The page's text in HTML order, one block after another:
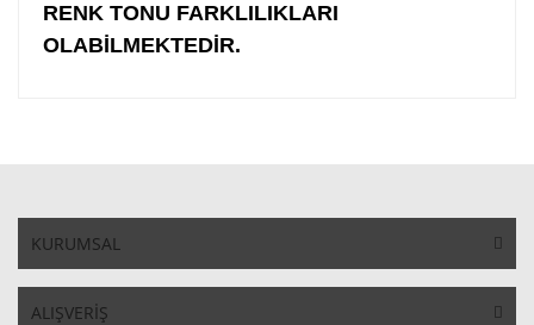
RENK TONU FARKLILIKLARI
OLABİLMEKTEDİR.
KURUMSAL
ALIŞVERİŞ